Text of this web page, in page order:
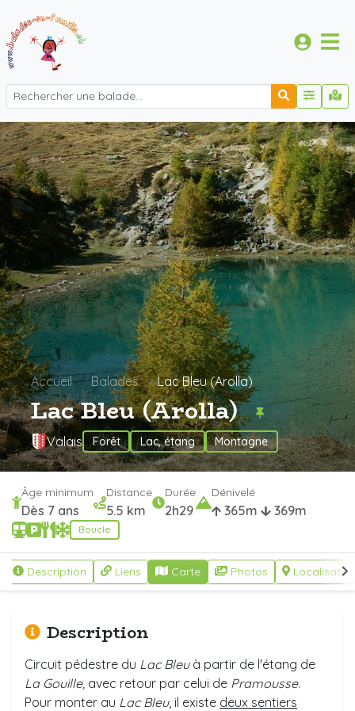
Accueil Balades Lac Bleu (Arolla)
Lac Bleu (Arolla)
Valais Forêt Lac, étang Montagne
Âge minimum
Dès 7 ans
Distance
5.5 km
Durée
2h29
Dénivelé
365m 369m
Boucle
Description Liens Carte Photos
Description
Circuit pédestre du Lac Bleu à partir de l'étang de
La Gouille, avec retour par celui de Pramousse.
Pour monter au Lac Bleu, il existe deux sentiers